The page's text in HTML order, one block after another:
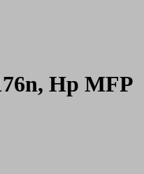
Hp MFP